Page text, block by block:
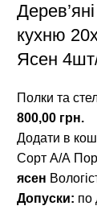
кухню
Ясен
Полки та
800,00 грн.
Додати в
Сорт А/А
ясен
Допуски: по